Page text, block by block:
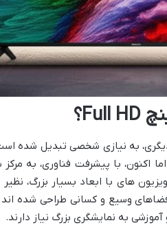
به نیازی شخصی تبدیل شده
اکنون، با پیشرفت فناوری، به
فضاهای وسیع و کسانی طراحی
به نمایشگری بزرگ نیاز دارند.